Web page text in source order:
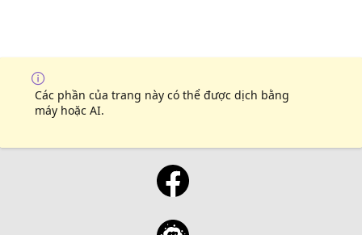
Các phần của trang này có thể được dịch bằng
máy hoặc AI.